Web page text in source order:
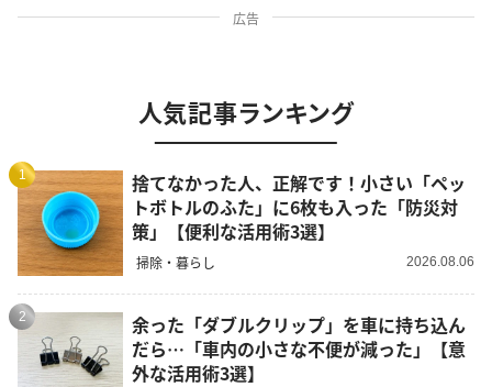
広告
人気記事ランキング
1
捨てなかった人、正解です！小さい「ペッ
トボトルのふた」に6枚も入った「防災対
策」【便利な活用術3選】
掃除・暮らし 2026.08.06
2
余った「ダブルクリップ」を車に持ち込ん
だら…「車内の小さな不便が減った」【意
外な活用術3選】